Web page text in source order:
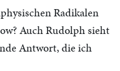
Radikalen
Auch Rudolph sieht
Antwort, die ich